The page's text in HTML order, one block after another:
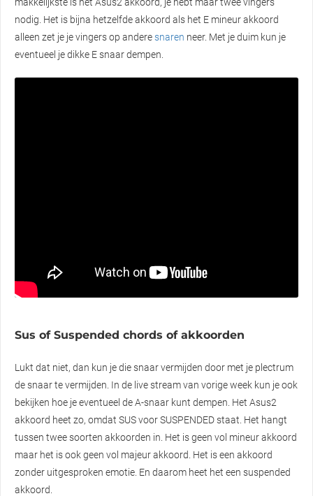
nodig. Het is bijna hetzelfde akkoord als het E mineur akkoord
alleen zet je je vingers op anderesnaren neer. Met je duim kun je
eventueel je dikke E snaar dempen.
Sus of Suspended chords of akkoorden
Lukt dat niet, dan kun je die snaar vermijden door met je plectrum
de snaar te vermijden. In de live stream van vorige week kun je ook
bekijken hoe je eventueel de A-snaar kunt dempen. Het Asus2
akkoord heet zo, omdat SUS voor SUSPENDED staat. Het hangt
tussen twee soorten akkoorden in. Het is geen vol mineur akkoord
maar het is ook geen vol majeur akkoord. Het is een akkoord
zonder uitgesproken emotie. En daarom heet het een suspended
akkoord.